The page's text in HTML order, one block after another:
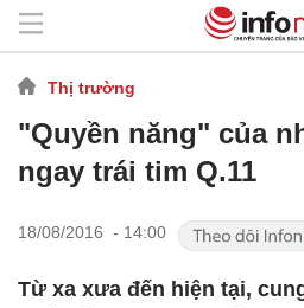
Thị trường
"Quyền năng" của
ngay trái tim Q.11
18/08/2016 - 14:00
Từ xa xưa đến hiện tại,